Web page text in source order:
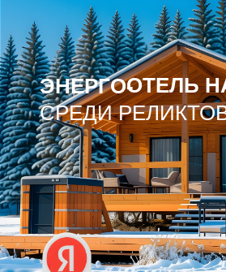
ОТЕЛЬ
ЭНЕРГО-
CРЕДИ